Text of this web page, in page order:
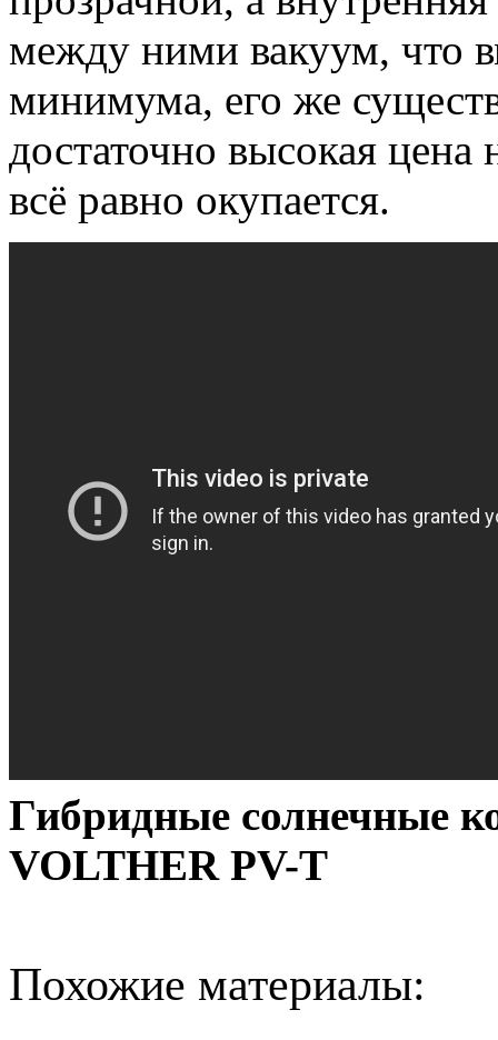
между ними вакуум, что
минимума, его же
достаточно высокая цена
всё равно окупается.
Гибридные солнечные
VOLTHER PV-T
Похожие материалы: